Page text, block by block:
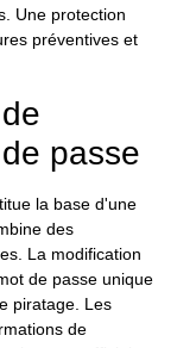
Une protection
préventives et
passe
la base d'une
des
La modification
de passe unique
piratage. Les
de